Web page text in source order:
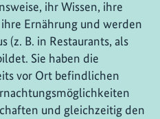
ihr Wissen, ihre
Ernährung und werden
(z. B. in Restaurants, als
Sie haben die
vor Ort befindlichen
und gleichzeitig den